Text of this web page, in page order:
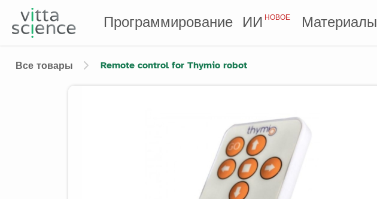
Программирование ИИНОВОЕ Материалы
Все товары Remote control for Thymio robot